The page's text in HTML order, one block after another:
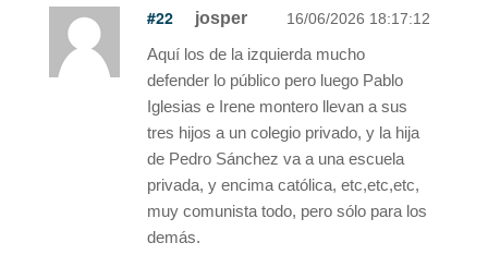
#22 josper 16/06/2026 18:17:12
Aquí los de la izquierda mucho
defender lo público pero luego Pablo
Iglesias e Irene montero llevan a sus
tres hijos a un colegio privado, y la hija
de Pedro Sánchez va a una escuela
privada, y encima católica, etc,etc,etc,
muy comunista todo, pero sólo para los
demás.